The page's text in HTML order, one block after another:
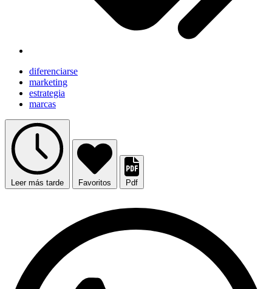
diferenciarse
marketing
estrategia
marcas
Leer más tarde Favoritos Pdf